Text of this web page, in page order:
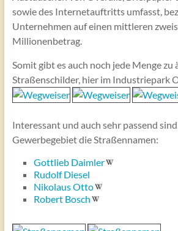
sowie des Internetauftritts umfasst,
Unternehmen auf einen mittleren
Millionenbetrag.
Somit gibt es auch noch jede Menge zu
Straßenschilder, hier im Industriepark
Interessant und auch sehr passend
Gewerbegebiet die Straßennamen:
Gottlieb Daimler
Rudolf Diesel
Nikolaus Otto
Robert Bosch